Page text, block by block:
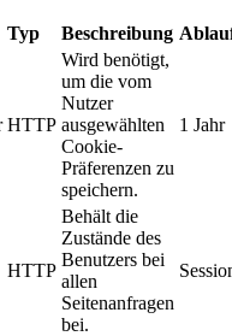
Typ Beschreibung
HTTP
Wird benötigt,
um die vom
Nutzer
ausgewählten
Cookie-
Präferenzen zu
speichern.
1 Jahr
HTTP
Behält die
Zustände des
Benutzers bei
allen
Seitenanfragen
bei.